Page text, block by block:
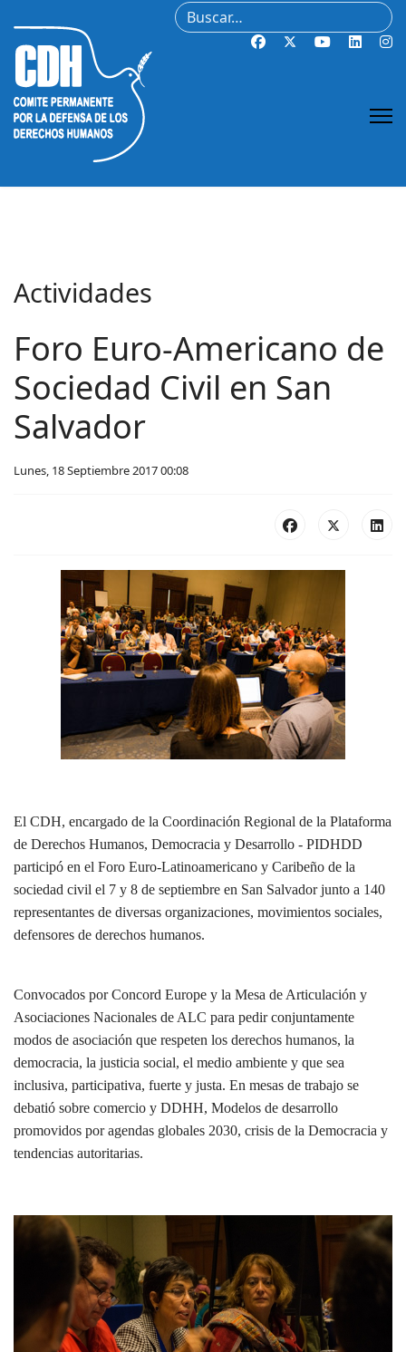
Buscar
Actividades
Foro Euro-Americano de
Sociedad Civil en San
Salvador
Lunes, 18 Septiembre 2017 00:08
El CDH, encargado de la Coordinación Regional de la Plataforma
de Derechos Humanos, Democracia y Desarrollo - PIDHDD
participó en el Foro Euro-Latinoamericano y Caribeño de la
sociedad civil el 7 y 8 de septiembre en San Salvador junto a 140
representantes de diversas organizaciones, movimientos sociales,
defensores de derechos humanos.
Convocados por Concord Europe y la Mesa de Articulación y
Asociaciones Nacionales de ALC para pedir conjuntamente
modos de asociación que respeten los derechos humanos, la
democracia, la justicia social, el medio ambiente y que sea
inclusiva, participativa, fuerte y justa. En mesas de trabajo se
debatió sobre comercio y DDHH, Modelos de desarrollo
promovidos por agendas globales 2030, crisis de la Democracia y
tendencias autoritarias.